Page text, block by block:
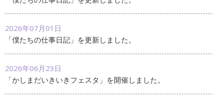
2026年07月01日
「僕たちの仕事日記」を更新しました。
2026年06月23日
「かしまだいきいきフェスタ」を開催しました。